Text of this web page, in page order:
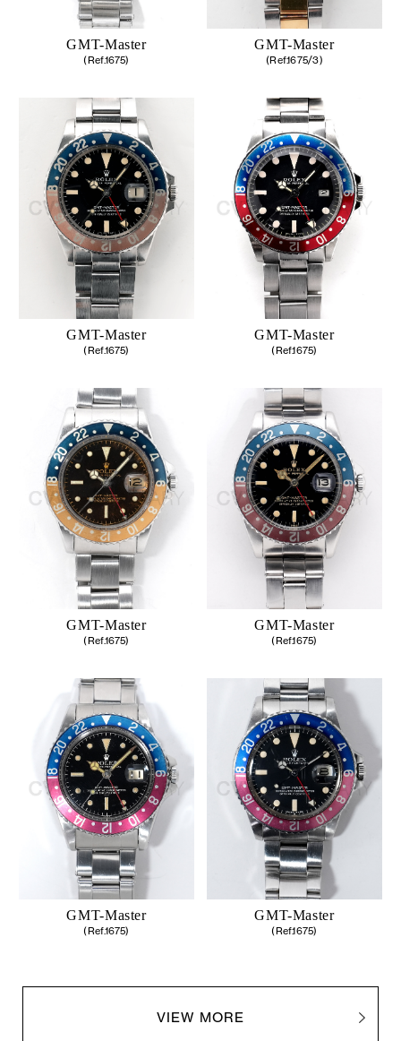
GMT-Master
(Ref.1675)
GMT-Master
(Ref.1675/3)
GMT-Master
(Ref.1675)
GMT-Master
(Ref.1675)
GMT-Master
(Ref.1675)
GMT-Master
(Ref.1675)
GMT-Master
(Ref.1675)
GMT-Master
(Ref.1675)
VIEW MORE